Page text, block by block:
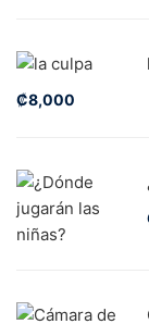
₡8,000